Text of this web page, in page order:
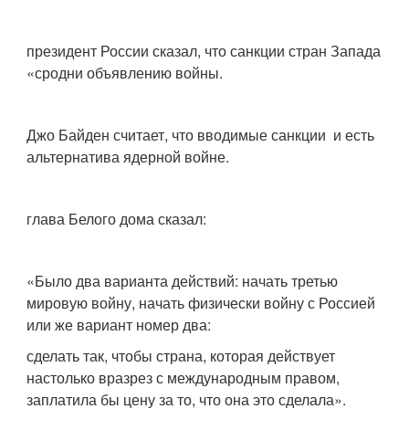
президент России сказал, что санкции стран Запада
«сродни объявлению войны.
Джо Байден считает, что вводимые санкции и есть
альтернатива ядерной войне.
глава Белого дома сказал:
«Было два варианта действий: начать третью
мировую войну, начать физически войну с Россией
или же вариант номер два:
сделать так, чтобы страна, которая действует
настолько вразрез с международным правом,
заплатила бы цену за то, что она это сделала».